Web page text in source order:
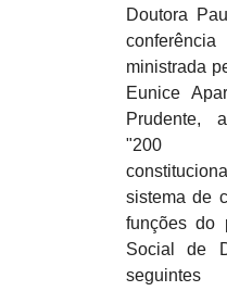
Doutora
ministrada
Eunice
Prudente,
"200
sistema de
funções do
Social de
seguintes